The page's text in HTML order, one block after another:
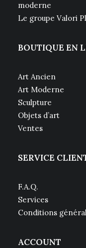
moderne
Le groupe Valori
BOUTIQUE EN
Art Ancien
Art Moderne
Sculpture
Objets d’art
Ventes
SERVICE
F.A.Q.
Services
Conditions
ACCOUNT